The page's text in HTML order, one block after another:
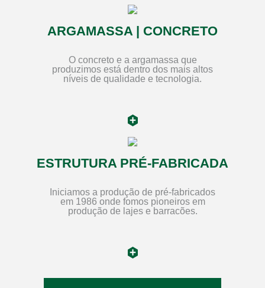
ARGAMASSA | CONCRETO
O concreto e a argamassa que
produzimos está dentro dos mais altos
níveis de qualidade e tecnologia.
ESTRUTURA PRÉ-FABRICADA
Iniciamos a produção de pré-fabricados
em 1986 onde fomos pioneiros em
produção de lajes e barracões.